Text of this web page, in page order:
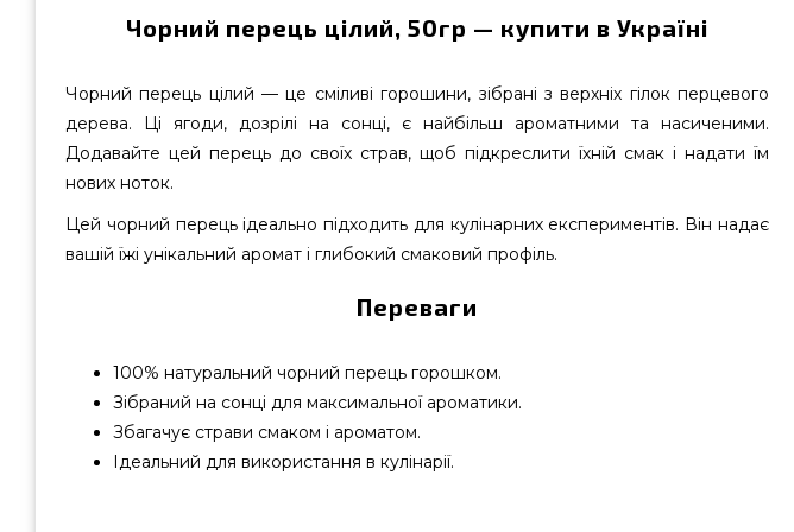
Чорний перець цілий, 50гр — купити в Україні
Чорний перець цілий — це сміливі горошини, зібрані з верхніх гілок перцевого
дерева. Ці ягоди, дозрілі на сонці, є найбільш ароматними та насиченими.
Додавайте цей перець до своїх страв, щоб підкреслити їхній смак і надати їм
нових ноток.
Цей чорний перець ідеально підходить для кулінарних експериментів. Він надає
вашій їжі унікальний аромат і глибокий смаковий профіль.
Переваги
100% натуральний чорний перець горошком.
Зібраний на сонці для максимальної ароматики.
Збагачує страви смаком і ароматом.
Ідеальний для використання в кулінарії.